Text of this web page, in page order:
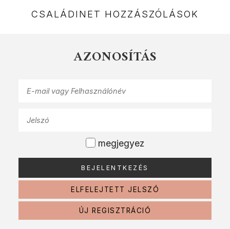
CSALÁDINET HOZZÁSZÓLÁSOK
AZONOSÍTÁS
megjegyez
ELFELEJTETT JELSZÓ
ÚJ REGISZTRÁCIÓ